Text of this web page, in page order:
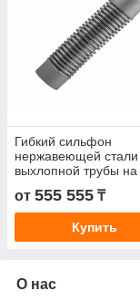
Гибкий сильфон
нержавеющей стали
выхлопной трубы на
генератор 90мм
от 555 555 ₸
Купить
О нас